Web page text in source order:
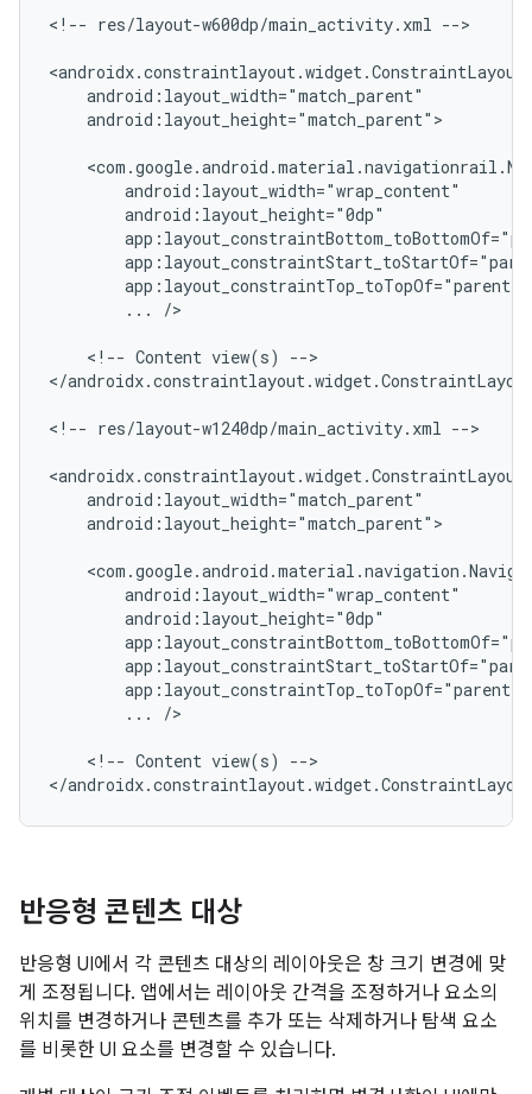
<!-- res/layout-w600dp/main_activity.xml -->
android:layout_height="match_parent">
...
/>
<!-- Content view(s)
-->
</
<!-- res/layout-w1240dp/main_activity.xml -->
android:layout_height="match_parent">
...
/>
<!-- Content view(s) -->
반응형 콘텐츠 대상
반응형 UI에서 각 콘텐츠 대상의 레이아웃은 창 크기 변경에 맞
게 조정됩니다. 앱에서는 레이아웃 간격을 조정하거나 요소의
위치를 변경하거나 콘텐츠를 추가 또는 삭제하거나 탐색 요소
를 비롯한 UI 요소를 변경할 수 있습니다.